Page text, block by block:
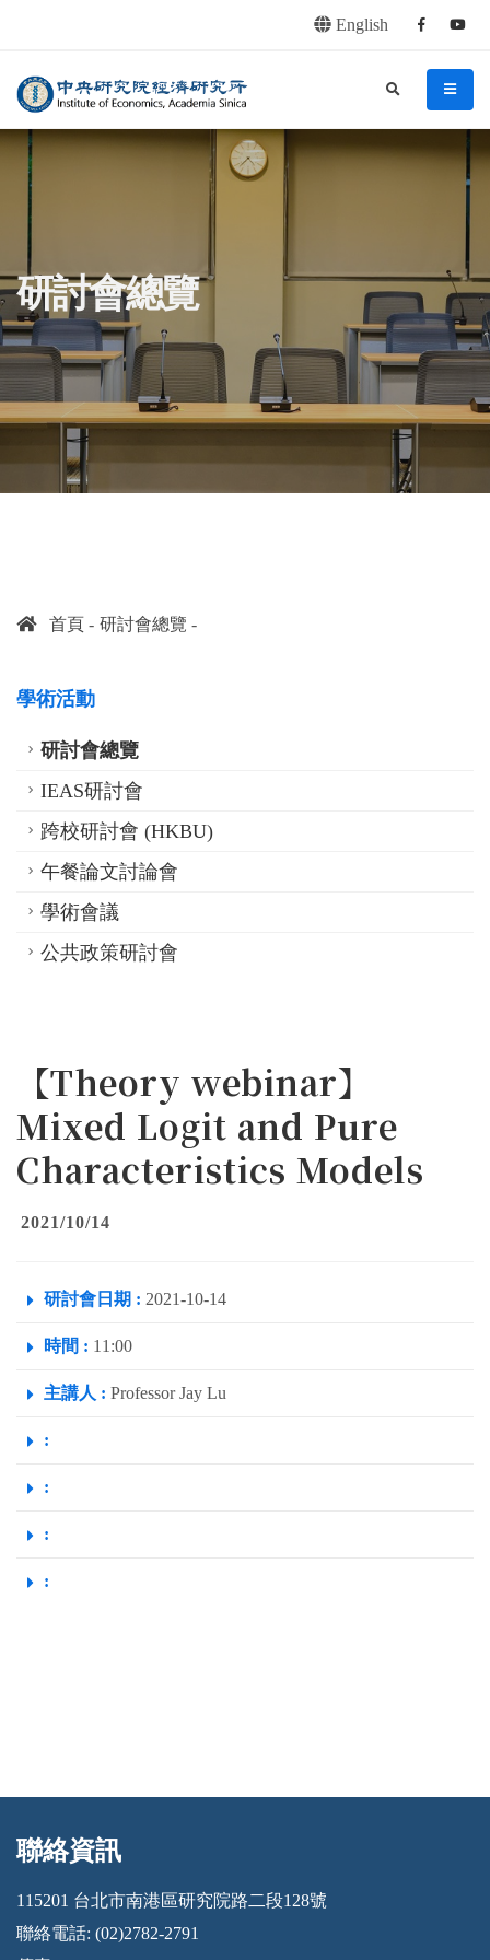
English Facebook
中央研究院經濟研究所 menu
search
:::
研討會總覽
首頁 研討會總覽
學術活動
研討會總覽
IEAS研討會
跨校研討會 (HKBU)
午餐論文討論會
學術會議
公共政策研討會
【Theory webinar】
Mixed Logit and Pure
Characteristics Models
2021/10/14
研討會日期 : 2021-10-14
時間 : 11:00
主講人 : Professor Jay Lu
:
:
:
:
:::
聯絡資訊
115201 台北市南港區研究院路二段128號
聯絡電話: (02)2782-2791